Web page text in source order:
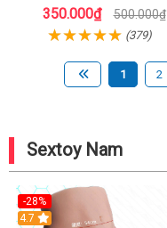
thước
350.000₫ 500.000₫
(379)
1 2
Sextoy Nam
-28%
4.7